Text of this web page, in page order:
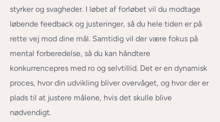
styrker og svagheder. I løbet af forløbet vil du modtage
løbende feedback og justeringer, så du hele tiden er på
rette vej mod dine mål. Samtidig vil der være fokus på
mental forberedelse, så du kan håndtere
konkurrencepres med ro og selvtillid. Det er en dynamisk
proces, hvor din udvikling bliver overvåget, og hvor der er
plads til at justere målene, hvis det skulle blive
nødvendigt.